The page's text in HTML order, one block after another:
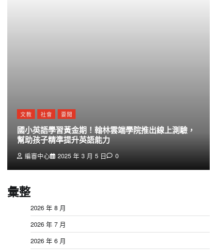
文教 社會 要聞
國小英語學習黃金期！翰林雲端學院推出線上測驗，
幫助孩子精準提升英語能力
編審中心 2025 年 3 月 5 日 0
彙整
2026 年 8 月
2026 年 7 月
2026 年 6 月